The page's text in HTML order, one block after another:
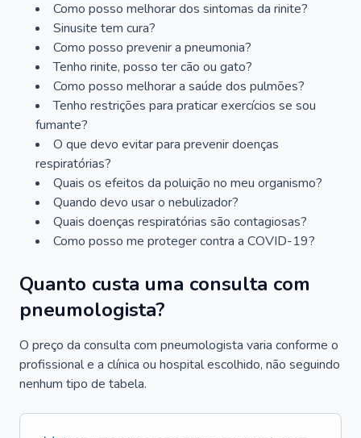
Como posso melhorar dos sintomas da rinite?
Sinusite tem cura?
Como posso prevenir a pneumonia?
Tenho rinite, posso ter cão ou gato?
Como posso melhorar a saúde dos pulmões?
Tenho restrições para praticar exercícios se sou
fumante?
O que devo evitar para prevenir doenças
respiratórias?
Quais os efeitos da poluição no meu organismo?
Quando devo usar o nebulizador?
Quais doenças respiratórias são contagiosas?
Como posso me proteger contra a COVID-19?
Quanto custa uma consulta com
pneumologista?
O preço da consulta com pneumologista varia conforme o
profissional e a clínica ou hospital escolhido, não seguindo
nenhum tipo de tabela.